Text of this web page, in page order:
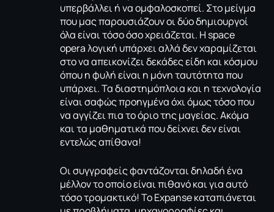
υπερβάλλει ή να ομφαλοσκοπεί. Στο μείγμα
που μας παρουσιάζουν οι δύο δημιουργοί
όλα είναι τόσο όσο χρειάζεται. Η space
opera λογική υπάρχει αλλά δεν χαραμίζεται
στο να απεικονίζει δεκάδες είδη και κόσμου
όπου η φυλή είναι η μόνη ταυτότητα που
υπάρχει. Τα διαστημόπλοια και η τεχνολογία
είναι σαφώς προηγμένα όχι όμως τόσο που
να αγγίζει πια το όριο της μαγείας. Ακόμα
και τα μαθηματικά που δείχνει δεν είναι
εντελώς απίθανα!
Οι συγγραφείς φαντάζονται δηλαδή ένα
μέλλον το οποίο είναι πιθανό και για αυτό
τόσο τρομακτικό! Το Εxpanse καταπιάνεται